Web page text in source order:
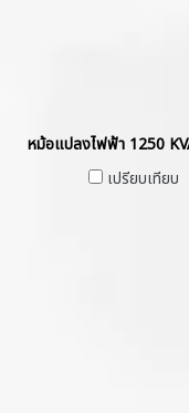
หม้อแปลงไฟฟ้า 1250
เปรียบเทียบ